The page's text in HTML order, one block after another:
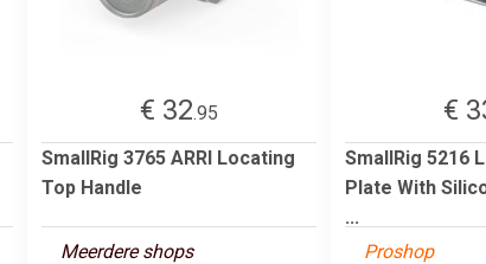
€ 32.95
SmallRig 3765 ARRI Locating
Top Handle
Meerdere shops
€
SmallRig 5216
Plate With
...
Proshop